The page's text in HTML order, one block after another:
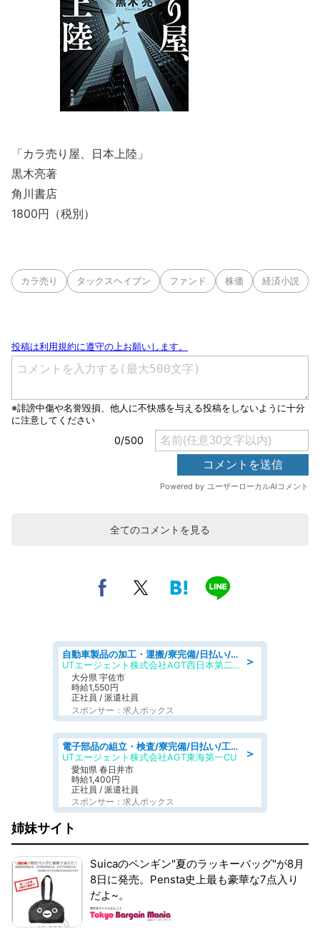
「カラ売り屋、日本上陸」
黒木亮著
角川書店
1800円（税別）
カラ売り タックスヘイブン ファンド 株価 経済小説
全てのコメントを見る
＞
自動車製品の加工・運搬/寮完備/日払い/工場・製造
UTエージェント株式会社AGT西日本第二CU
大分県 宇佐市
時給1,550円
正社員 / 派遣社員
スポンサー：求人ボックス
＞
電子部品の組立・検査/寮完備/日払い/工場・製造
UTエージェント株式会社AGT東海第一CU
愛知県 春日井市
時給1,400円
正社員 / 派遣社員
スポンサー：求人ボックス
姉妹サイト
Suicaのペンギン"夏のラッキーバッグ"が8月
8日に発売。Pensta史上最も豪華な7点入り
だよ~。